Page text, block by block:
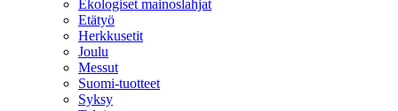
Ekologiset mainoslahjat
Etätyö
Herkkusetit
Joulu
Messut
Suomi-tuotteet
Syksy